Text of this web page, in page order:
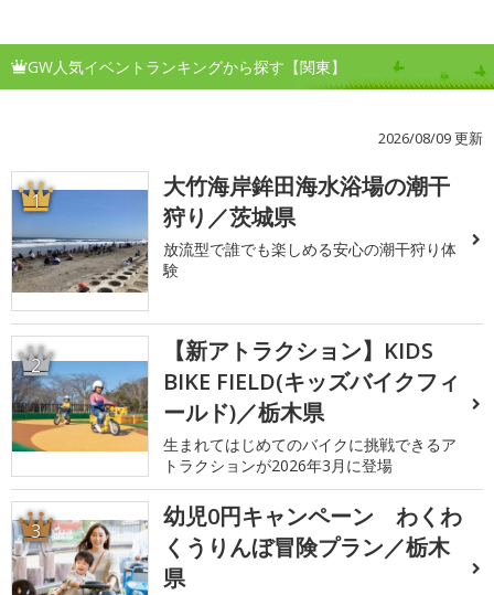
GW人気イベントランキングから探す【関東】
2026/08/09 更新
1
大竹海岸鉾田海水浴場の潮干
狩り／茨城県
放流型で誰でも楽しめる安心の潮干狩り体
験
2
【新アトラクション】KIDS
BIKE FIELD(キッズバイクフィ
ールド)／栃木県
生まれてはじめてのバイクに挑戦できるア
トラクションが2026年3月に登場
3
幼児0円キャンペーン わくわ
くうりんぼ冒険プラン／栃木
県